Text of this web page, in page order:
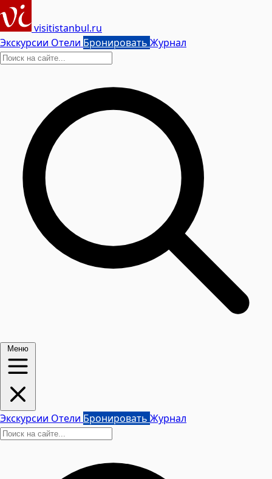
visitistanbul.ru
Экскурсии Отели Бронировать Журнал
Меню
Экскурсии Отели Бронировать Журнал